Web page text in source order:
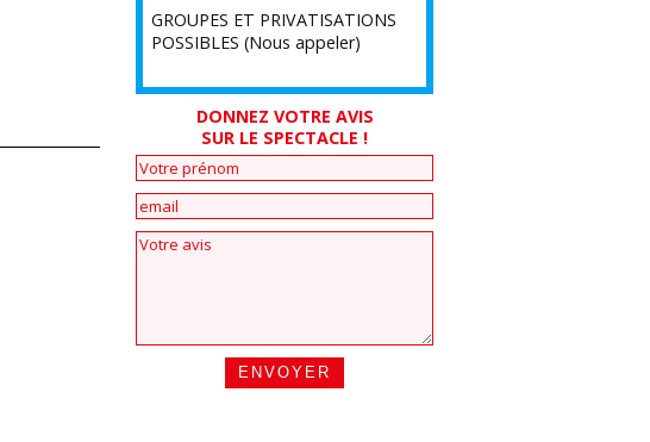
GROUPES ET PRIVATISATIONS
POSSIBLES (Nous appeler)
DONNEZ VOTRE AVIS
SUR LE SPECTACLE !